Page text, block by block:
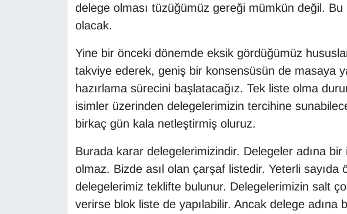
delege olması tüzüğümüz gereği mümkün değil. Bu
olacak.
Yine bir önceki dönemde eksik gördüğümüz
takviye ederek, geniş bir konsensüsün de masaya
hazırlama sürecini başlatacağız. Tek liste olma
isimler üzerinden delegelerimizin tercihine
birkaç gün kala netleştirmiş oluruz.
Burada karar delegelerimizindir. Delegeler adına
olmaz. Bizde asıl olan çarşaf listedir. Yeterli sayıda
delegelerimiz teklifte bulunur. Delegelerimizin salt
verirse blok liste de yapılabilir. Ancak delege adına